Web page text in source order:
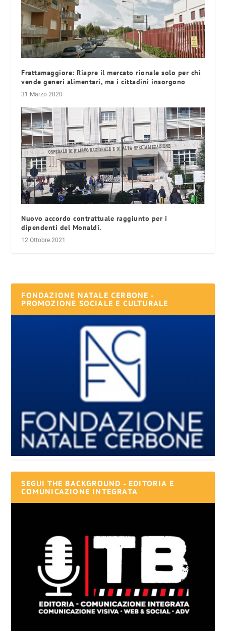
Frattamaggiore: Riapre il mercato rionale solo per chi
vende generi alimentari, ma i cittadini insorgono
31 Marzo 2020
Nuovo accordo contrattuale raggiunto per i
dipendenti del Monaldi.
12 Ottobre 2021
FONDAZIONE NATALE CERBONE -
PROMOZIONE SOCIALE E CULTURALE
SEGUI THE BACKGROUND - EDITORIA E
COMUNICAZIONE INTEGRATA